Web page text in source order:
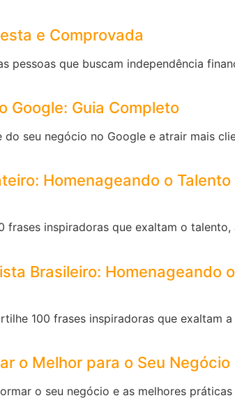
e Comprovada
pessoas que buscam independência
Google: Guia Completo
seu negócio no Google e atrair mais
Homenageando o
inspiradoras que exaltam o
Brasileiro: Homenageando
100 frases inspiradoras que exaltam
o Melhor para o Seu Negócio
o seu negócio e as melhores